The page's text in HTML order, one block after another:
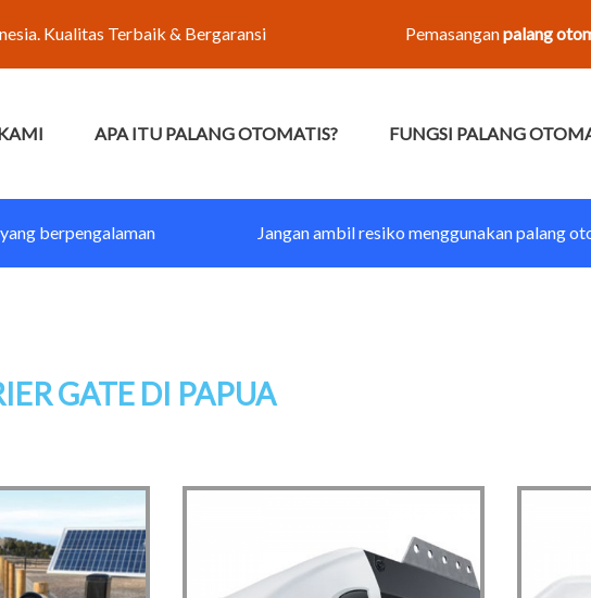
Kualitas Terbaik & Bergaransi Pemasanganpalang
APA ITU PALANG OTOMATIS? FUNGSI PALANG
berpengalaman Jangan ambil resiko menggunakan palang
GATE DI PAPUA